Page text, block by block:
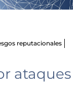
reputacionales
ataques